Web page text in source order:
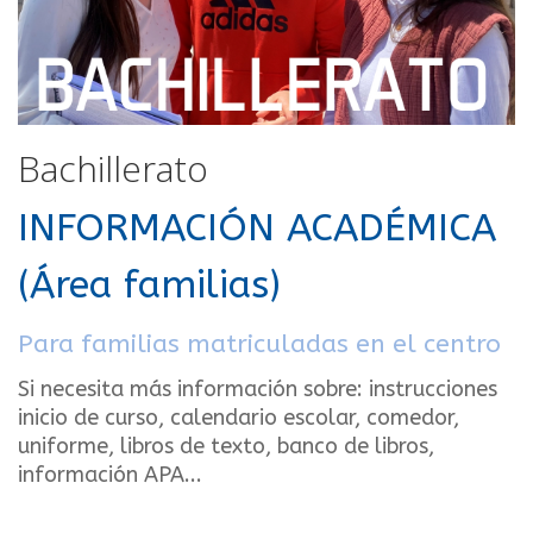
Bachillerato
INFORMACIÓN ACADÉMICA
(Área familias)
Para familias matriculadas en el centro
Si necesita más información sobre: instrucciones
inicio de curso, calendario escolar, comedor,
uniforme, libros de texto, banco de libros,
información APA...